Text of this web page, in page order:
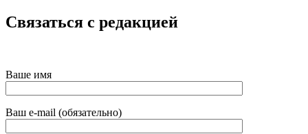
Связаться с редакцией
Ваше имя
Ваш e-mail (обязательно)